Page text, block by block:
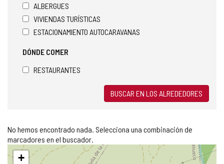
ALBERGUES
VIVIENDAS TURÍSTICAS
ESTACIONAMIENTO AUTOCARAVANAS
DÓNDE COMER
RESTAURANTES
BUSCAR EN LOS ALREDEDORES
No hemos encontrado nada. Selecciona una combinación de
marcadores en el buscador.
Saltar
mapa
+